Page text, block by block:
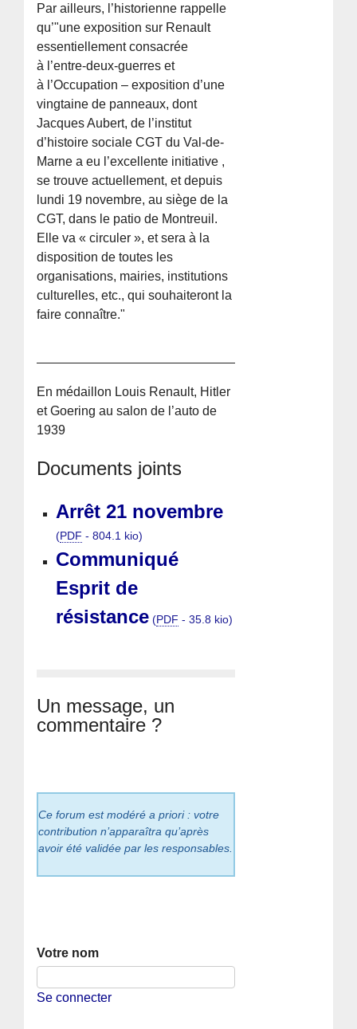
Par ailleurs, l’historienne rappelle
qu’"une exposition sur Renault
essentiellement consacrée
à l’entre-deux-guerres et
à l’Occupation – exposition d’une
vingtaine de panneaux, dont
Jacques Aubert, de l’institut
d’histoire sociale CGT du Val-de-
Marne a eu l’excellente initiative ,
se trouve actuellement, et depuis
lundi 19 novembre, au siège de la
CGT, dans le patio de Montreuil.
Elle va « circuler », et sera à la
disposition de toutes les
organisations, mairies, institutions
culturelles, etc., qui souhaiteront la
faire connaître."
En médaillon Louis Renault, Hitler
et Goering au salon de l’auto de
1939
Documents joints
Arrêt 21 novembre
(PDF -804.1 kio)
Communiqué
Esprit de
résistance (PDF -35.8 kio)
Un message, un
commentaire ?
Ce forum est modéré a priori : votre
contribution n’apparaîtra qu’après
avoir été validée par les responsables.
Votre nom
Se connecter